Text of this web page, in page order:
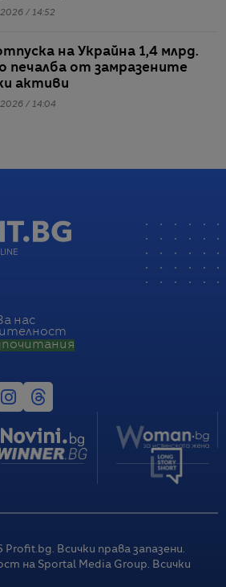
/ 14:52
на Украйна 1,4 млрд.
печалба от замразените
активи
/ 14:04
нас
Profit.bg. Всички права запазени.
на Sportal Media Group. Всички